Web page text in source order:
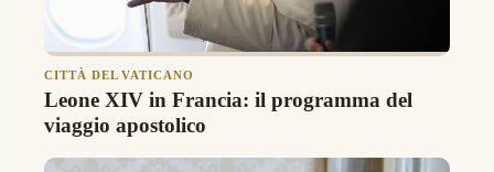
CITTÀ DEL VATICANO
Leone XIV in Francia: il programma del
viaggio apostolico